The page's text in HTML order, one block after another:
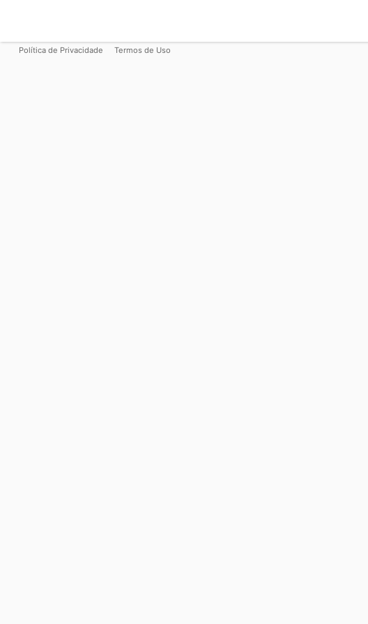
Política de Privacidade Termos de Uso